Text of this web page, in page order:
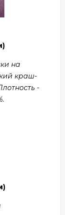
)
на
краш-
-
)